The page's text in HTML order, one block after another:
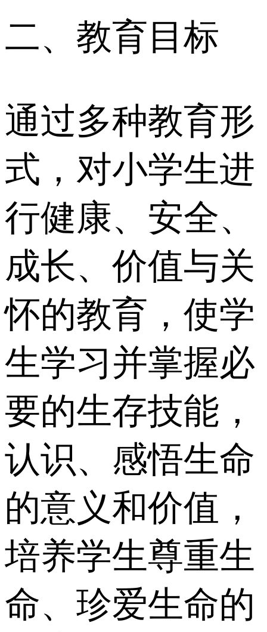
二、教育目标
通过多种教育形
式，对小学生进
行健康、安全、
成长、价值与关
怀的教育，使学
生学习并掌握必
要的生存技能，
认识、感悟生命
的意义和价值，
培养学生尊重生
命、珍爱生命的